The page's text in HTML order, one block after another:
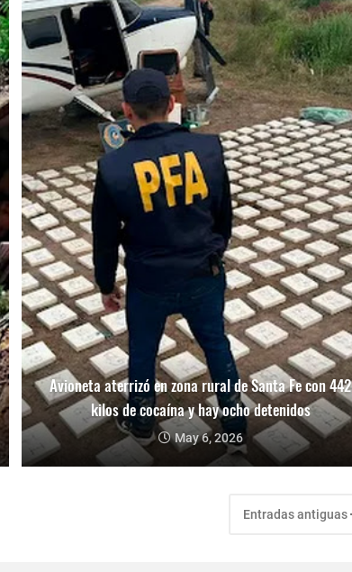
Avioneta aterrizó en zona rural de Santa Fe con 442
kilos de cocaína y hay ocho detenidos
May 6, 2026
Entradas antiguas